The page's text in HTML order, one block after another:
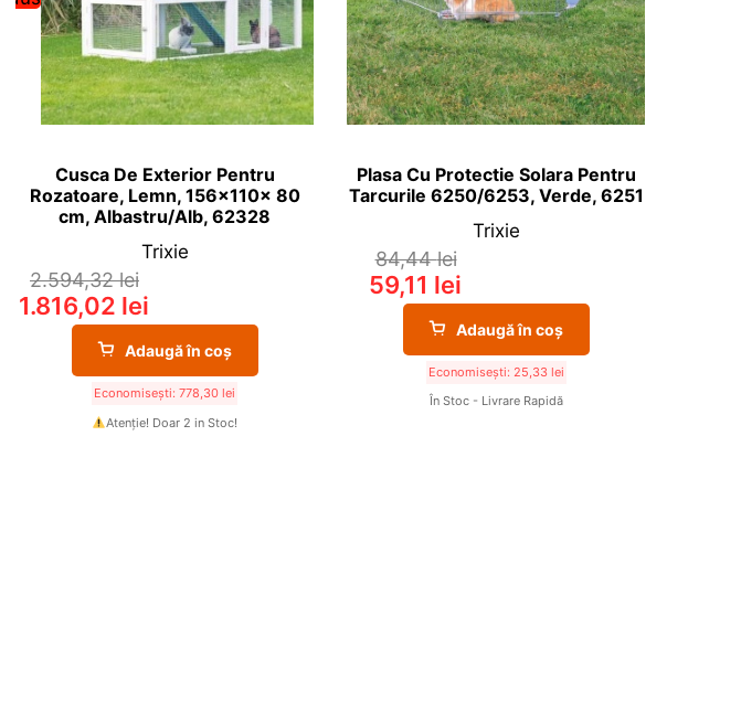
Cusca De Exterior Pentru
Rozatoare, Lemn, 156x110x 80
cm, Albastru/Alb, 62328
Trixie
2.594,32lei
1.816,02 lei
Adaugă în coș
Economisești: 778,30 lei
Atenție! Doar 2 in Stoc!
Plasa Cu Protectie Solara Pentru
Tarcurile 6250/6253, Verde, 6251
Trixie
84,44lei
59,11 lei
Adaugă în coș
Economisești: 25,33 lei
În Stoc - Livrare Rapidă